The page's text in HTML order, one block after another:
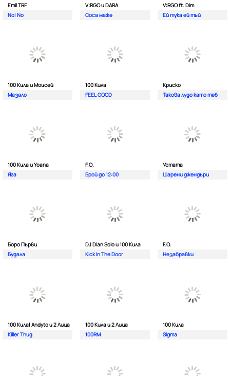
Emil TRF
No| No
V:RGO и DARA
Соса маже
V:RGO ft. Dim
Ей тука ей тъй
100 Кила и Моисей
Мазало
100 Кила
FEEL GOOD
Криско
Такова лудо като теб
100 Кила и Yoana
Яга
F.O.
Брой до 12:00
Устата
Шарени джендъри
Боро Първи
Будала
DJ Dian Solo и 100 Кила
Kick In The Door
F.O.
Незабравки
100 Кила| Andyto и 2 Лица
Killer Thug
100 Кила и 2 Лица
100RM
100 Кила
Sigma